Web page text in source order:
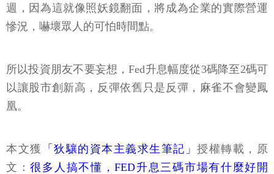
週，因為這就像照妖鏡翻面，將成為企業的實際營運
慘況，嚇壞眾人的可怕時間點。
所以投資朋友不要妄想，Fed升息幅度從3碼降至2碼可
以讓股市創新高，反彈依舊只是反彈，麻雀不會變鳳
凰。
本文獲 「狄驤的資本主義求生筆記」授權轉載，原
文：很多人搞不懂，FED升息三碼市場有什麼好開